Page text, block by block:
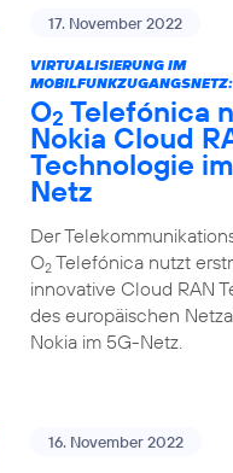
17. November 2022
VIRTUALISIERUNG IM
MOBILFUNKZUGANGSNETZ:
O2 Telefónica
Nokia Cloud
Technologie
Netz
Der
O2Telefónica nutzt
innovative Cloud RAN
des europäischen
Nokia im 5G-Netz.
16. November 2022